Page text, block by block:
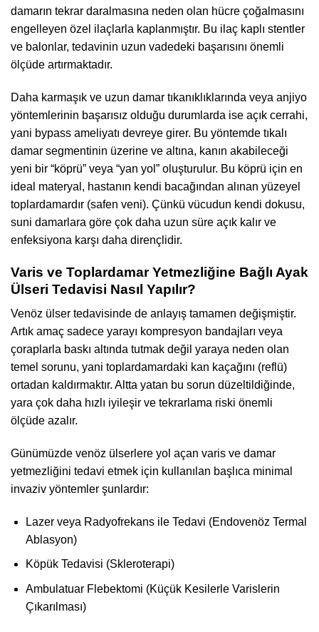
damarın tekrar daralmasına neden olan hücre çoğalmasını
engelleyen özel ilaçlarla kaplanmıştır. Bu ilaç kaplı stentler
ve balonlar, tedavinin uzun vadedeki başarısını önemli
ölçüde artırmaktadır.
Daha karmaşık ve uzun damar tıkanıklıklarında veya anjiyo
yöntemlerinin başarısız olduğu durumlarda ise açık cerrahi,
yani bypass ameliyatı devreye girer. Bu yöntemde tıkalı
damar segmentinin üzerine ve altına, kanın akabileceği
yeni bir “köprü” veya “yan yol” oluşturulur. Bu köprü için en
ideal materyal, hastanın kendi bacağından alınan yüzeyel
toplardamardır (safen veni). Çünkü vücudun kendi dokusu,
suni damarlara göre çok daha uzun süre açık kalır ve
enfeksiyona karşı daha dirençlidir.
Varis ve Toplardamar Yetmezliğine Bağlı Ayak
Ülseri Tedavisi Nasıl Yapılır?
Venöz ülser tedavisinde de anlayış tamamen değişmiştir.
Artık amaç sadece yarayı kompresyon bandajları veya
çoraplarla baskı altında tutmak değil yaraya neden olan
temel sorunu, yani toplardamardaki kan kaçağını (reflü)
ortadan kaldırmaktır. Altta yatan bu sorun düzeltildiğinde,
yara çok daha hızlı iyileşir ve tekrarlama riski önemli
ölçüde azalır.
Günümüzde venöz ülserlere yol açan varis ve damar
yetmezliğini tedavi etmek için kullanılan başlıca minimal
invaziv yöntemler şunlardır:
Lazer veya Radyofrekans ile Tedavi (Endovenöz Termal
Ablasyon)
Köpük Tedavisi (Skleroterapi)
Ambulatuar Flebektomi (Küçük Kesilerle Varislerin
Çıkarılması)